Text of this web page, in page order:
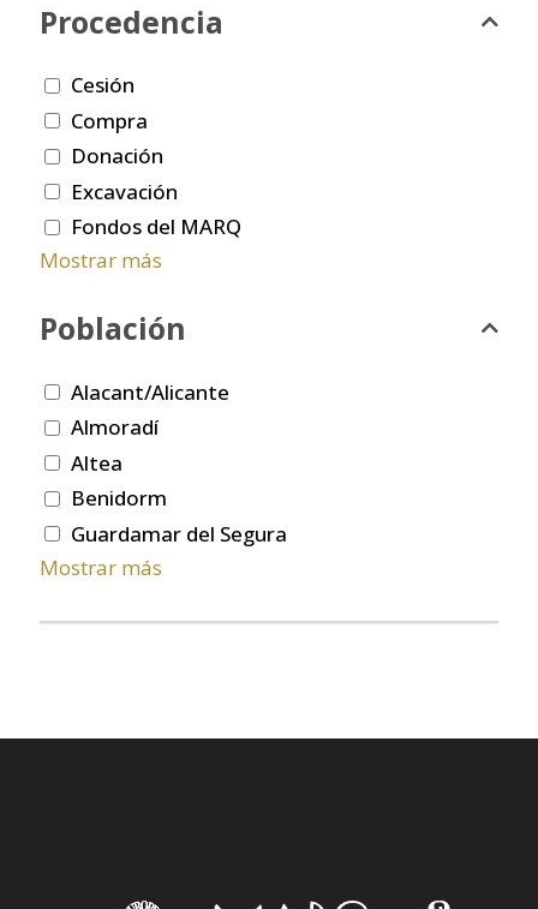
Procedencia
Cesión
Compra
Donación
Excavación
Fondos del MARQ
Mostrar más
Población
Alacant/Alicante
Almoradí
Altea
Benidorm
Guardamar del Segura
Mostrar más